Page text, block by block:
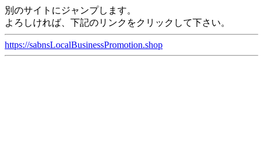
別のサイトにジャンプします。
よろしければ、下記のリンクをクリックして下さい。
https://sabnsLocalBusinessPromotion.shop